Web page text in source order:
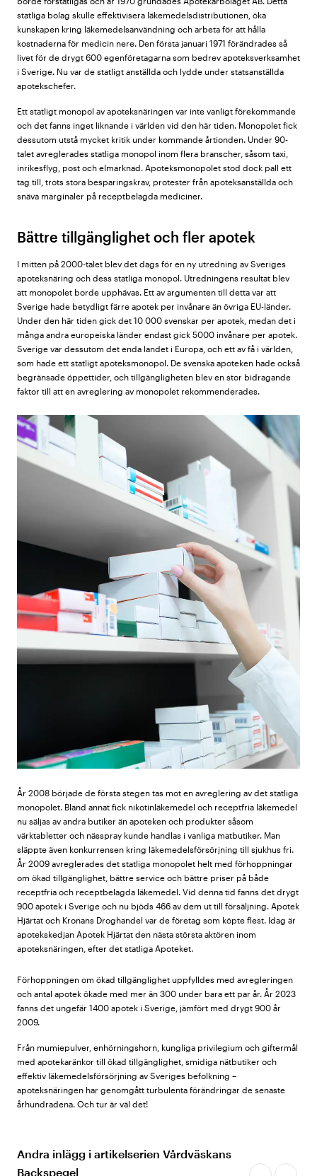
statliga bolag skulle effektivisera läkemedelsdistributionen, öka
kunskapen kring läkemedelsanvändning och arbeta för att hålla
kostnaderna för medicin nere. Den första januari 1971 förändrades så
livet för de drygt 600 egenföretagarna som bedrev apoteksverksamhet
i Sverige. Nu var de statligt anställda och lydde under statsanställda
apotekschefer.
Ett statligt monopol av apoteksnäringen var inte vanligt förekommande
och det fanns inget liknande i världen vid den här tiden. Monopolet fick
dessutom utstå mycket kritik under kommande årtionden. Under 90-
talet avreglerades statliga monopol inom flera branscher, såsom taxi,
inrikesflyg, post och elmarknad. Apoteksmonopolet stod dock pall ett
tag till, trots stora besparingskrav, protester från apoteksanställda och
snäva marginaler på receptbelagda mediciner.
Bättre tillgänglighet och fler apotek
I mitten på 2000-talet blev det dags för en ny utredning av Sveriges
apoteksnäring och dess statliga monopol. Utredningens resultat blev
att monopolet borde upphävas. Ett av argumenten till detta var att
Sverige hade betydligt färre apotek per invånare än övriga EU-länder.
Under den här tiden gick det 10 000 svenskar per apotek, medan det i
många andra europeiska länder endast gick 5000 invånare per apotek.
Sverige var dessutom det enda landet i Europa, och ett av få i världen,
som hade ett statligt apoteksmonopol. De svenska apoteken hade också
begränsade öppettider, och tillgängligheten blev en stor bidragande
faktor till att en avreglering av monopolet rekommenderades.
År 2008 började de första stegen tas mot en avreglering av det statliga
monopolet. Bland annat fick nikotinläkemedel och receptfria läkemedel
nu säljas av andra butiker än apoteken och produkter såsom
värktabletter och nässpray kunde handlas i vanliga matbutiker. Man
släppte även konkurrensen kring läkemedelsförsörjning till sjukhus fri.
År 2009 avreglerades det statliga monopolet helt med förhoppningar
om ökad tillgänglighet, bättre service och bättre priser på både
receptfria och receptbelagda läkemedel. Vid denna tid fanns det drygt
900 apotek i Sverige och nu bjöds 466 av dem ut till försäljning. Apotek
Hjärtat och Kronans Droghandel var de företag som köpte flest. Idag är
apotekskedjan Apotek Hjärtat den nästa största aktören inom
apoteksnäringen, efter det statliga Apoteket.
Förhoppningen om ökad tillgänglighet uppfylldes med avregleringen
och antal apotek ökade med mer än 300 under bara ett par år. År 2023
fanns det ungefär 1400 apotek i Sverige, jämfört med drygt 900 år
2009.
Från mumiepulver, enhörningshorn, kungliga privilegium och giftermål
med apotekaränkor till ökad tillgänglighet, smidiga nätbutiker och
effektiv läkemedelsförsörjning av Sveriges befolkning –
apoteksnäringen har genomgått turbulenta förändringar de senaste
århundradena. Och tur är väl det!
Andra inlägg i artikelserien Vårdväskans
Backspegel